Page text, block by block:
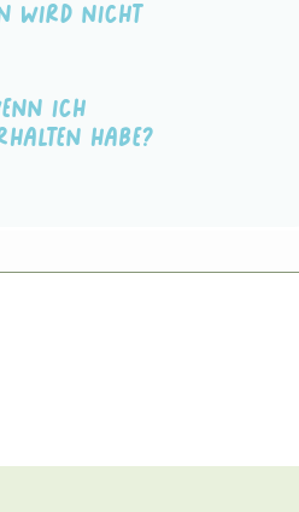
wird nicht
ich
habe?